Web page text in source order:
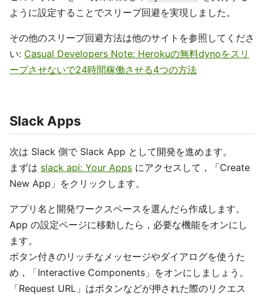
ように設定することでスリープ回避を実現しました。
その他のスリープ回避方法は他のサイトを参照してくださ
い: Casual Developers Note: Herokuの無料dynoをスリ
ープさせないで24時間稼働させる4つの方法
Slack Apps
次は Slack 側で Slack App として開発を進めます。
まずは slack api: Your Apps にアクセスして，「Create
New App」をクリックします。
アプリ名と開発ワークスペースを選んだら作成します。
App の設定ページに移動したら，必要な機能をオンにし
ます。
ボタン付きのリッチなメッセージやダイアログを使うた
め，「Interactive Components」をオンにしましょう。
「Request URL」はボタンなどが押された際のリクエス